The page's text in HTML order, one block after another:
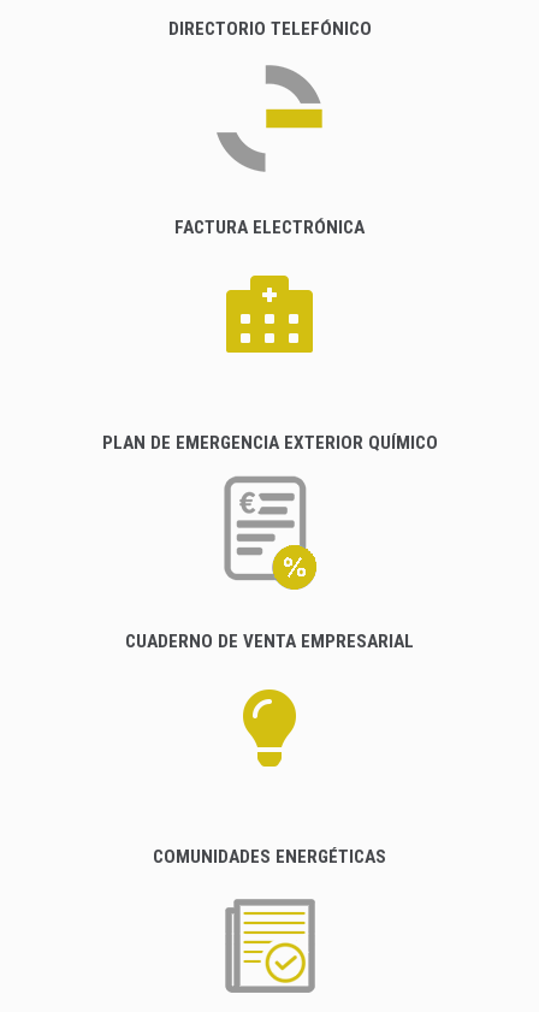
DIRECTORIO TELEFÓNICO
FACTURA ELECTRÓNICA
PLAN DE EMERGENCIA EXTERIOR QUÍMICO
CUADERNO DE VENTA EMPRESARIAL
COMUNIDADES ENERGÉTICAS